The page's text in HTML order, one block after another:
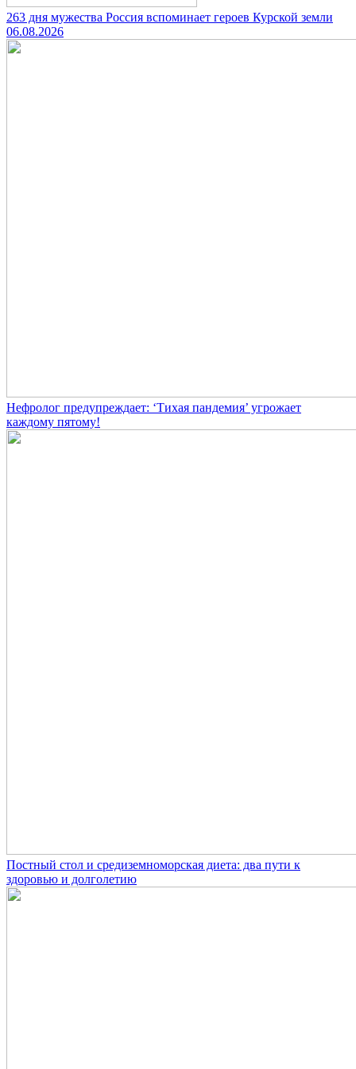
263 дня мужества Россия вспоминает героев Курской земли
06.08.2026
Нефролог предупреждает: ‘Тихая пандемия’ угрожает
каждому пятому!
Постный стол и средиземноморская диета: два пути к
здоровью и долголетию